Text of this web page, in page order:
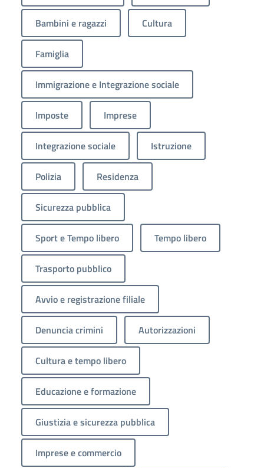
Bambini e ragazzi Cultura
Famiglia
Immigrazione e Integrazione sociale
Imposte Imprese
Integrazione sociale Istruzione
Polizia Residenza
Sicurezza pubblica
Sport e Tempo libero Tempo libero
Trasporto pubblico
Avvio e registrazione filiale
Denuncia crimini Autorizzazioni
Cultura e tempo libero
Educazione e formazione
Giustizia e sicurezza pubblica
Imprese e commercio